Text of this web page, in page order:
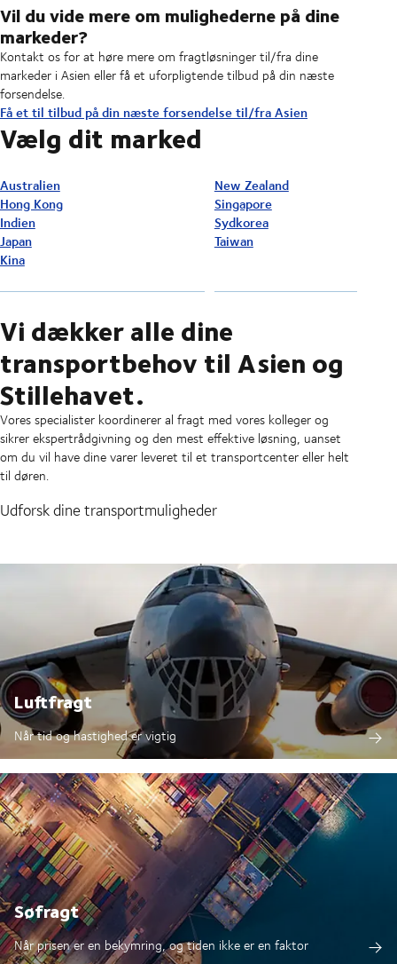
Vil du vide mere om mulighederne på dine
markeder?
Kontakt os for at høre mere om fragtløsninger til/fra dine
markeder i Asien eller få et uforpligtende tilbud på din næste
forsendelse.
Få et til tilbud på din næste forsendelse til/fra Asien
Vælg dit marked
Australien
Hong Kong
Indien
Japan
Kina
New Zealand
Singapore
Sydkorea
Taiwan
Vi dækker alle dine
transportbehov til Asien og
Stillehavet.
Vores specialister koordinerer al fragt med vores kolleger og
sikrer ekspertrådgivning og den mest effektive løsning, uanset
om du vil have dine varer leveret til et transportcenter eller helt
til døren.
Udforsk dine transportmuligheder
Luftfragt
Når tid og hastighed er vigtig
Søfragt
Når prisen er en bekymring, og tiden ikke er en faktor